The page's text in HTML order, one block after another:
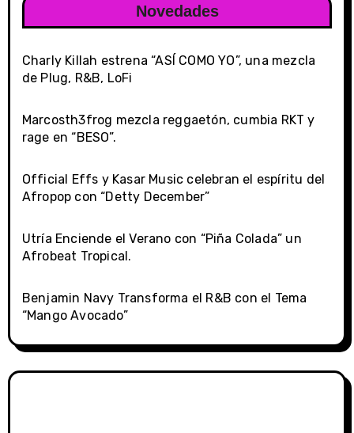
Novedades
Charly Killah estrena “ASÍ COMO YO”, una mezcla
de Plug, R&B, LoFi
Marcosth3frog mezcla reggaetón, cumbia RKT y
rage en “BESO”.
Official Effs y Kasar Music celebran el espíritu del
Afropop con “Detty December”
Utría Enciende el Verano con “Piña Colada” un
Afrobeat Tropical.
Benjamin Navy Transforma el R&B con el Tema
“Mango Avocado”